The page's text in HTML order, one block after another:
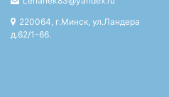
220064, г.Минск, ул.Ландера
д.62/1-66.